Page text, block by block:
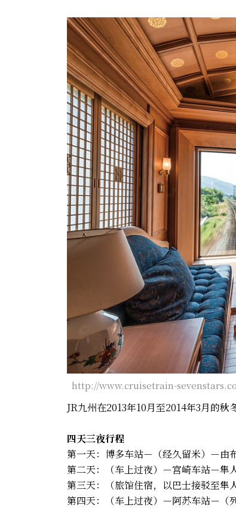
http://www.cruisetrain-
JR九州在2013年10月至2014年3月的秋
四天三夜行程
第一天：博多车站－（经久留米）－由
第二天：（车上过夜）－宫崎车站－隼
第三天：（旅馆住宿，以巴士接驳至隼
第四天：（车上过夜）－阿苏车站－（